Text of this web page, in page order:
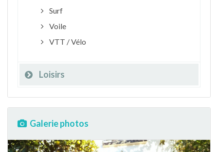
Surf
Voile
VTT / Vélo
Loisirs
Galerie photos